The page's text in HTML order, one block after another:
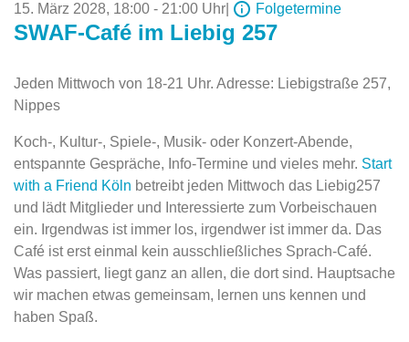
15. März 2028, 18:00 - 21:00 Uhr Folgetermine
SWAF-Café im Liebig 257
Jeden Mittwoch von 18-21 Uhr. Adresse: Liebigstraße 257,
Nippes
Koch-, Kultur-, Spiele-, Musik- oder Konzert-Abende,
entspannte Gespräche, Info-Termine und vieles mehr. Start
with a Friend Köln betreibt jeden Mittwoch das Liebig257
und lädt Mitglieder und Interessierte zum Vorbeischauen
ein. Irgendwas ist immer los, irgendwer ist immer da. Das
Café ist erst einmal kein ausschließliches Sprach-Café.
Was passiert, liegt ganz an allen, die dort sind. Hauptsache
wir machen etwas gemeinsam, lernen uns kennen und
haben Spaß.